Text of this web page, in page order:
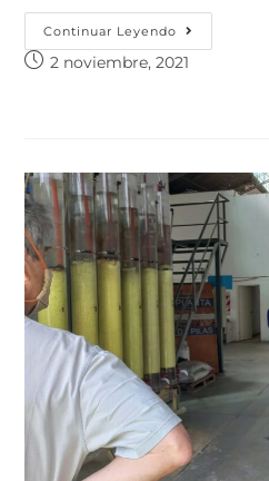
Continuar Leyendo
2 noviembre, 2021